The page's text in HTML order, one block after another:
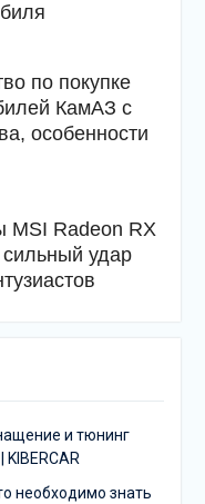
по покупке
КамАЗ с
особенности
MSI Radeon RX
удар
и тюнинг
необходимо знать